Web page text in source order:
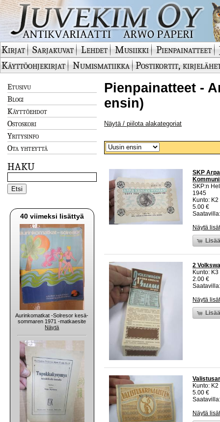
Kirjat Sarjakuvat Lehdet Musiikki Pienpainatteet
Käyttöohjekirjat
Numismatiikka Postikortit,
Etusivu
Blogi
Käyttöehdot
Ostoskori
Yritysinfo
Ota yhteyttä
HAKU
40 viimeksi lisättyä
Aurinkomatkat -Solresor kesä-
sommaren 1971 -matkaesite
Näytä
Pienpainatteet -
ensin)
Näytä / piilota alakategoriat
SKP
SKP:n
1945
Kunto:
5.00 €
Näytä
2
Kunto:
2.00 €
Näytä
Kunto:
5.00 €
Näytä